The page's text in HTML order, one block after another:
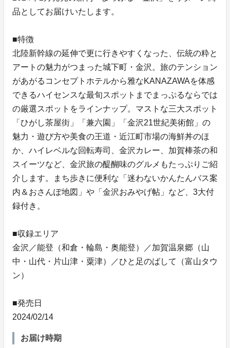
品としてお届けいたします。
■特徴
北陸新幹線の延伸で更に行きやすくなった、伝統の粋と
アートの魅力がつまった城下町・金沢。旅のテンション
があがるコンセプトホテルから雅なKANAZAWAを体感
できるハイセンスな最旬スポットまでまっぷるならでは
の厳選スポットをラインナップ。マストな三大スポット
「ひがし茶屋街」「兼六園」「金沢21世紀美術館」の
魅力・遊び方や美食の王道・近江町市場の海鮮丼のほ
か、ハイレベルな回転寿司、金沢カレー、加賀棒茶の和
スイーツなど、金沢旅の醍醐味のグルメもたっぷりご紹
介します。まち歩きに便利な「迷わないかんたんバス案
内＆おさんぽ地図」や「金沢おみやげ帖」など、3大付
録付き。
■収録エリア
金沢／能登（和倉・輪島・奥能登）／加賀温泉郷（山
中・山代・片山津・粟津）／ひと足のばして（富山タウ
ン）
■発売日
2024/02/14
お届け時期